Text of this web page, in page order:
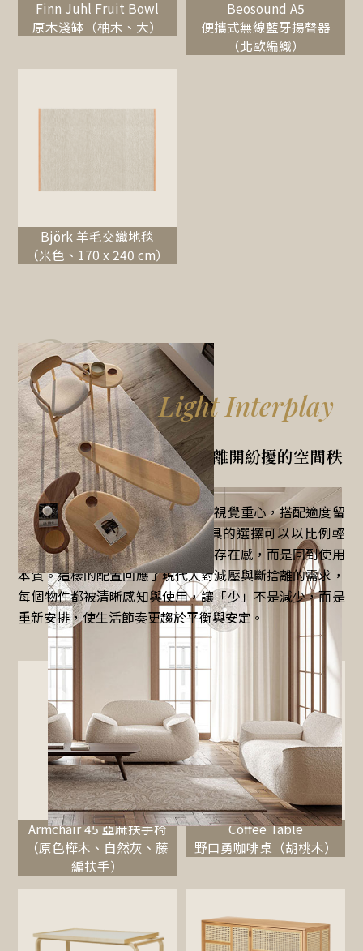
Finn Juhl Fruit Bowl
原木淺缽（柚木、大）
Beosound A5
便攜式無線藍牙揚聲器
（北歐編織）
Björk 羊毛交織地毯
（米色、170 x 240 cm）
Light Interplay
02.
《 空間配置方法 》
讓光與餘白成為主角，迎向離開紛擾的空間秩
序
透過自然採光與低矮的家具，降低視覺重心，搭配適度留
白，讓空間更顯開闊與沉靜。家具的選擇可以以比例輕
盈、線條簡潔的選擇為主，不強調存在感，而是回到使用
本質。這樣的配置回應了現代人對減壓與斷捨離的需求，
每個物件都被清晰感知與使用，讓「少」不是減少，而是
重新安排，使生活節奏更趨於平衡與安定。
Armchair 45 亞麻扶手椅
（原色樺木、自然灰、藤
編扶手）
Coffee Table
野口勇咖啡桌（胡桃木）